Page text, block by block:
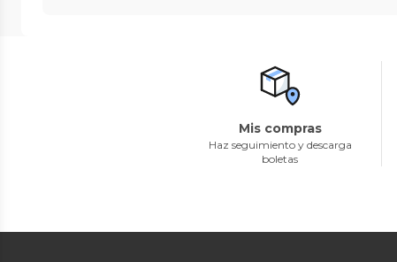
Mis compras
Haz seguimiento y descarga
boletas